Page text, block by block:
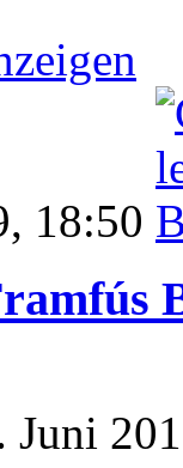
18:50
Juni